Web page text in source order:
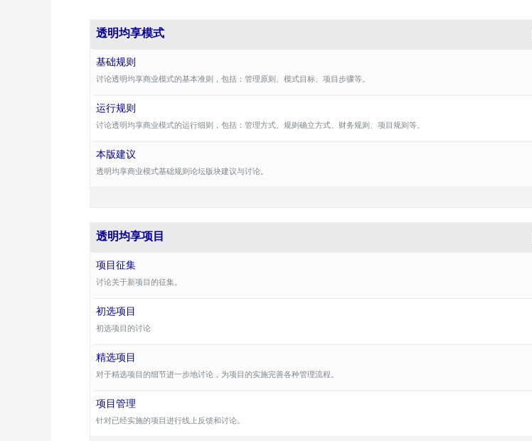
透明均享模式
基础规则
讨论透明均享商业模式的基本准则，包括：管理原则、模式目标、项目步骤等。
运行规则
讨论透明均享商业模式的运行细则，包括：管理方式、规则确立方式、财务规则、项目规则等。
本版建议
透明均享商业模式基础规则论坛版块建议与讨论。
透明均享项目
项目征集
讨论关于新项目的征集。
初选项目
初选项目的讨论
精选项目
对于精选项目的细节进一步地讨论，为项目的实施完善各种管理流程。
项目管理
针对已经实施的项目进行线上反馈和讨论。